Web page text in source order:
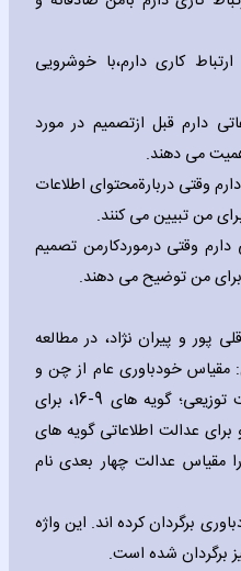
کاری دارم،با خوشرویی
دارم قبل ازتصمیم در مورد
می دهند.
وقتی دربارةمحتوای اطلاعات
من تبیین می کنند.
دارم وقتی درموردکارمن تصمیم
من توضیح می دهند.
و پیران نژاد، در مطالعه
مقیاس خودباوری عام از چن و
گالی، گویه های 1- 8، برای عدالت توزیعی؛ گویه های 9-16، برای
رویه ای گویه های 20-22 و برای عدالت اطلاعاتی گویه های
23- 25. آنان گویه های 9- 25 را مقیاس عدالت چهار بعدی نام
برگردان کرده اند. این واژه
برگردان شده است.